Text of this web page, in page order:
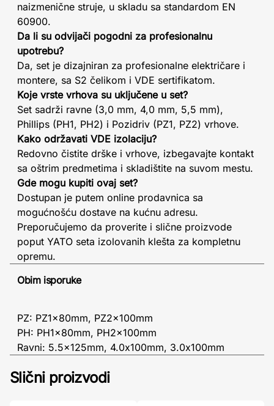
naizmenične struje, u skladu sa standardom EN
60900.
Da li su odvijači pogodni za profesionalnu
upotrebu?
Da, set je dizajniran za profesionalne električare i
montere, sa S2 čelikom i VDE sertifikatom.
Koje vrste vrhova su uključene u set?
Set sadrži ravne (3,0 mm, 4,0 mm, 5,5 mm),
Phillips (PH1, PH2) i Pozidriv (PZ1, PZ2) vrhove.
Kako održavati VDE izolaciju?
Redovno čistite drške i vrhove, izbegavajte kontakt
sa oštrim predmetima i skladištite na suvom mestu.
Gde mogu kupiti ovaj set?
Dostupan je putem online prodavnica sa
mogućnošću dostave na kućnu adresu.
Preporučujemo da proverite i slične proizvode
poput YATO seta izolovanih klešta za kompletnu
opremu.
Obim isporuke
PZ: PZ1x80mm, PZ2x100mm
PH: PH1x80mm, PH2x100mm
Ravni: 5.5x125mm, 4.0x100mm, 3.0x100mm
Slični proizvodi